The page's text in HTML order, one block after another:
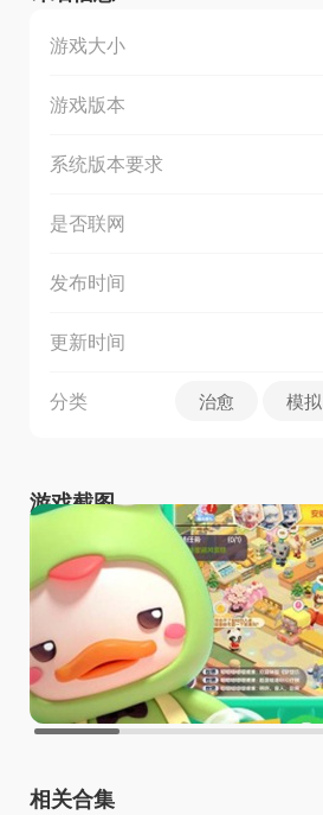
游戏大小
游戏版本
系统版本要求
是否联网
发布时间
更新时间
分类 治愈 模拟
游戏截图
相关合集